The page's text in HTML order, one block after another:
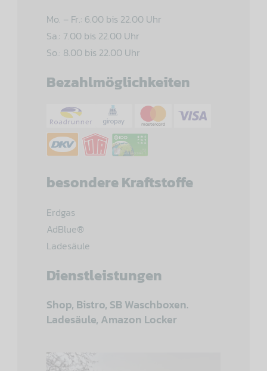
Mo. – Fr.: 6.00 bis 22.00 Uhr
Sa.: 7.00 bis 22.00 Uhr
So.: 8.00 bis 22.00 Uhr
Bezahlmöglichkeiten
besondere Kraftstoffe
Erdgas
AdBlue®
Ladesäule
Dienstleistungen
Shop, Bistro, SB Waschboxen.
Ladesäule, Amazon Locker